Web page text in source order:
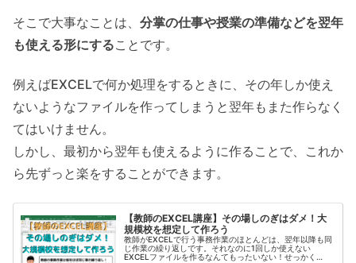
そこで大事なことは、 分掌の仕事や授業の準備などを翌年
も使える形にすることです。
例えばEXCELで何か処理をするときに、その年しか使え
ないようなファイルを作ってしまうと翌年もまた作らなく
てはいけません。
しかし、最初から翌年も使えるように作ることで、これか
ら先ずっと楽をすることができます。
【教師のEXCEL講座】その場しのぎはダメ！大
規模校を想定して作ろう
教師がEXCELで行う事務作業のほとんどは、翌年以降も同
じ作業の繰り返しです。それなのに1回しか使えない
EXCELファイルを作るなんてもったいない！せっかく